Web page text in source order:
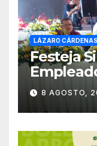
LÁZARO CÁRDENAS
Festeja
8 AGOSTO,